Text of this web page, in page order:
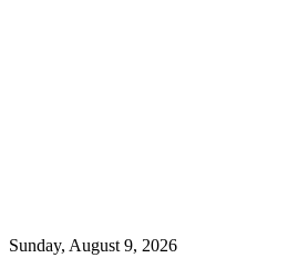
Sunday, August 9, 2026